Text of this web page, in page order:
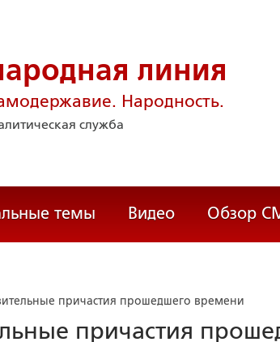
линия
Народность.
служба
темы Видео Обзор
причастия прошедшего времени
причастия